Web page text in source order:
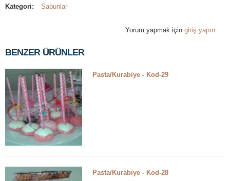
Kategori:
Sabunlar
Yorum yapmak için giriş yapın
BENZER ÜRÜNLER
Pasta/Kurabiye - Kod-29
Pasta/Kurabiye - Kod-28